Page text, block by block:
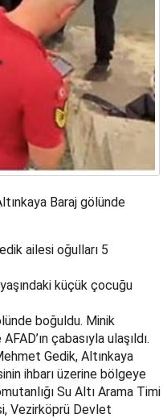
Baraj gölünde
ailesi oğulları 5
küçük çocuğu
boğuldu. Minik
çabasıyla ulaşıldı.
Gedik, Altınkaya
ihbarı üzerine bölgeye
Su Altı Arama Timi
Vezirköprü Devlet